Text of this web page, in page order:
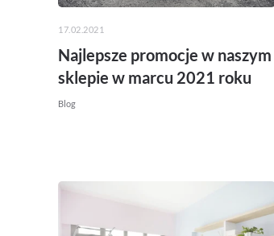
17.02.2021
Najlepsze promocje w naszym
sklepie w marcu 2021 roku
Blog